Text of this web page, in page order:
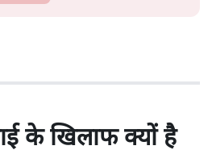
के खिलाफ क्यों है